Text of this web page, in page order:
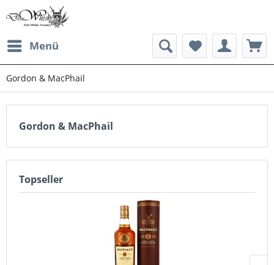
Menü
Gordon & MacPhail
Gordon & MacPhail
Topseller